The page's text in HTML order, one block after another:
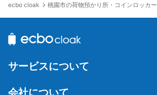
ecbo cloak 桃園市の荷物預かり所・コインロッカー
サービスについて
会社について